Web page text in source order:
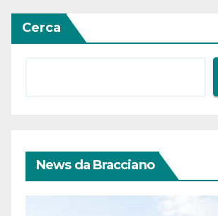
Cerca
News da Bracciano